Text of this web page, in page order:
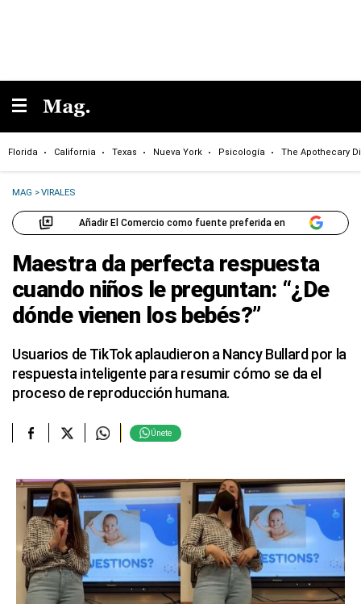
Florida California Texas Nueva York Psicología The Apothecary
MAG >VIRALES
Añadir El Comercio como fuente preferida en
Maestra da perfecta respuesta
cuando niños le preguntan: “¿De
dónde vienen los bebés?”
Usuarios de TikTok aplaudieron a Nancy Bullard por la
respuesta inteligente para resumir cómo se da el
proceso de reproducción humana.
Únete